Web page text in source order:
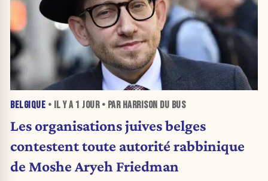
BELGIQUE • IL Y A 1 JOUR• PAR HARRISON DU BUS
Les organisations juives belges
contestent toute autorité rabbinique
de Moshe Aryeh Friedman